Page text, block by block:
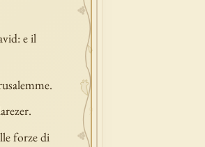
e il
forze di